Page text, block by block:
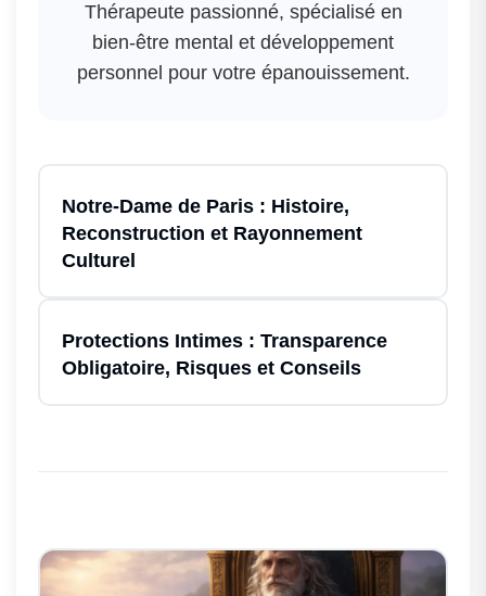
Thérapeute passionné, spécialisé en
bien-être mental et développement
personnel pour votre épanouissement.
Notre‑Dame de Paris : Histoire,
Reconstruction et Rayonnement
Culturel
Protections Intimes : Transparence
Obligatoire, Risques et Conseils